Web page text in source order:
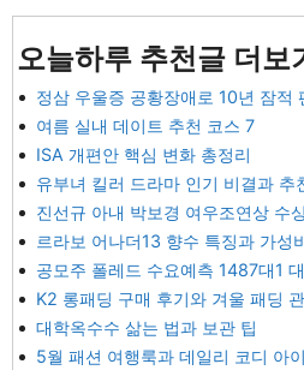
오늘하루 추천글 더보
정삼 우울증 공황장애로 10년 잠적
여름 실내 데이트 추천 코스 7
ISA 개편안 핵심 변화 총정리
유부녀 킬러 드라마 인기 비결과 추
진선규 아내 박보경 여우조연상 수
르라보 어나더13 향수 특징과 가성
공모주 폴레드 수요예측 1487대1
K2 롱패딩 구매 후기와 겨울 패딩
대학옥수수 삶는 법과 보관 팁
5월 패션 여행룩과 데일리 코디 아